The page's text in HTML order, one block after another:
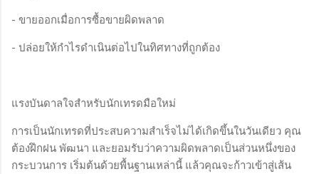
- ขายออกเมื่อการซื้อขายผิดพลาด
- ปล่อยให้กำไรดำเนินต่อไปในทิศทางที่ถูกต้อง
แรงบันดาลใจสำหรับนักเทรดมือใหม่
การเป็นนักเทรดที่ประสบความสำเร็จไม่ได้เกิดขึ้นในวันเดียว คุณ
ต้องฝึกฝน พัฒนา และยอมรับว่าความผิดพลาดเป็นส่วนหนึ่งของ
กระบวนการ เริ่มต้นด้วยพื้นฐานเหล่านี้ แล้วคุณจะก้าวเข้าสู่เส้น